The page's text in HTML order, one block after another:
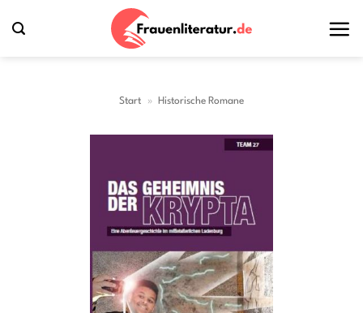
Inhalt
Start » Historische Romane